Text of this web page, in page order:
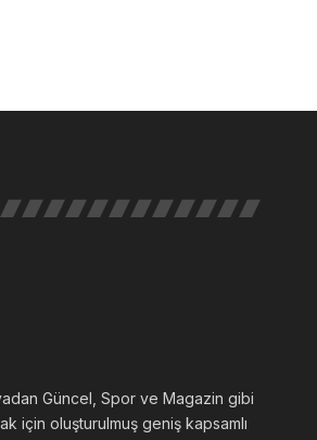
Güncel, Spor ve Magazin gibi
için oluşturulmuş geniş kapsamlı